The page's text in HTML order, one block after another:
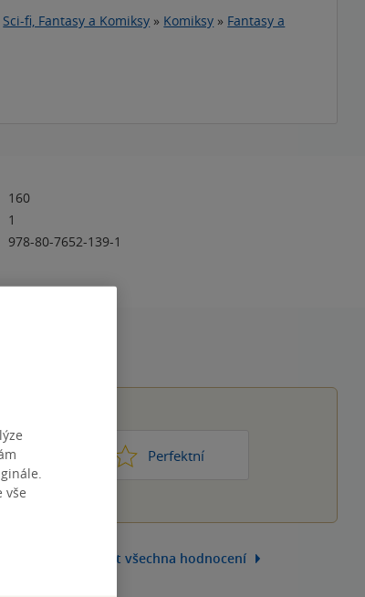
Sci-fi, Fantasy a Komiksy » Komiksy » Fantasy a
160
1
978-80-7652-139-1
Perfektní
Zobrazit všechna hodnocení
vše